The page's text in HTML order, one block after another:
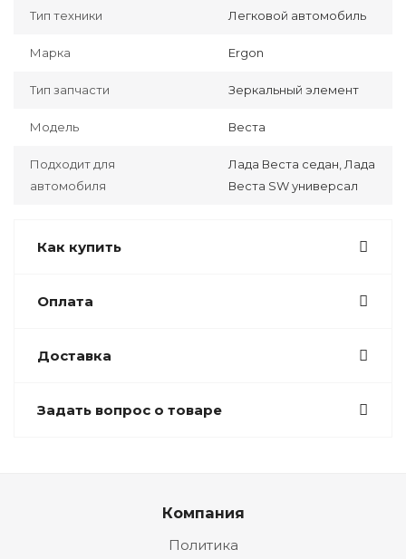
Тип техники Легковой автомобиль
Марка Ergon
Тип запчасти Зеркальный элемент
Модель Веста
Подходит для
автомобиля
Лада Веста седан, Лада
Веста SW универсал
Как купить
Оплата
Доставка
Задать вопрос о товаре
Компания
Политика